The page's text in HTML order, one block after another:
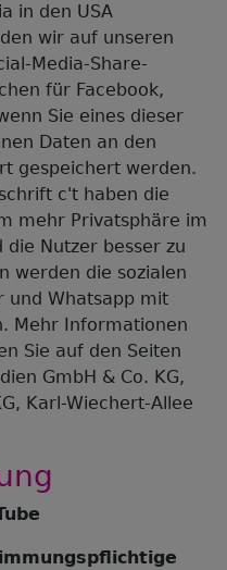
in den USA
wir auf unseren
Media-Share-
für Facebook,
Sie eines dieser
Daten an den
gespeichert werden.
c't haben die
mehr Privatsphäre im
die Nutzer besser zu
werden die sozialen
und Whatsapp mit
Mehr Informationen
Sie auf den Seiten
GmbH & Co. KG,
Karl-Wiechert-Allee